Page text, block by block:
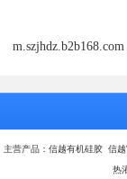
m.szjhdz.b2b168.com
主营产品：信越有机硅胶 信
热